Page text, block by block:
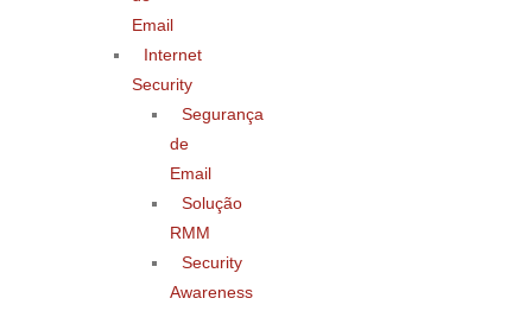
Email
Internet
Security
Segurança
de
Email
Solução
RMM
Security
Awareness